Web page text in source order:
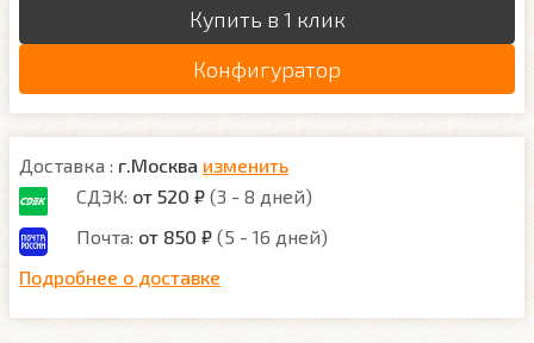
Купить в 1 клик
Конфигуратор
Доставка : г.Москва изменить
СДЭК: от 520 ₽ (3 - 8 дней)
Почта: от 850 ₽ (5 - 16 дней)
Подробнее о доставке